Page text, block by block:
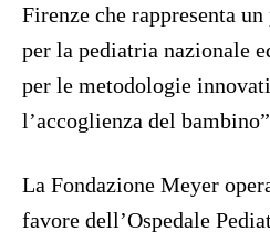
Firenze che rappresenta
per la pediatria nazionale
per le metodologie
l’accoglienza del
La Fondazione Meyer
favore dell’Ospedale